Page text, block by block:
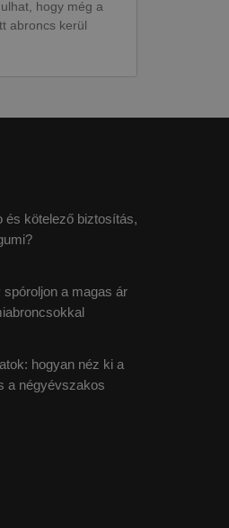
hogy még a
abroncs kerül
és kötelező biztosítás,
spóroljon a magas ár
hogyan néz ki a
a négyévszakos